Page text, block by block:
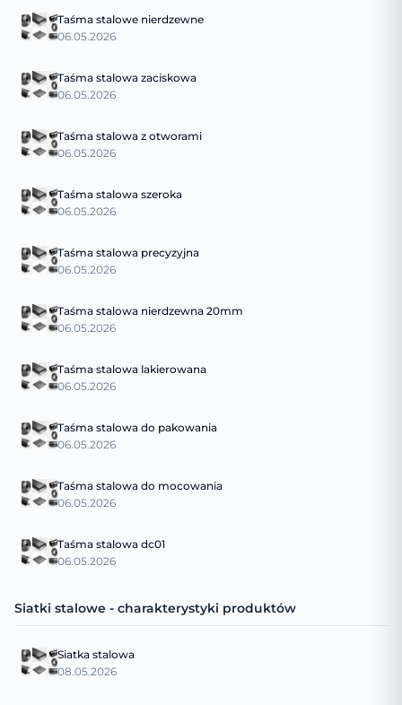
Taśma stalowe nierdzewne
06.05.2026
Taśma stalowa zaciskowa
06.05.2026
Taśma stalowa z otworami
06.05.2026
Taśma stalowa szeroka
06.05.2026
Taśma stalowa precyzyjna
06.05.2026
Taśma stalowa nierdzewna 20mm
06.05.2026
Taśma stalowa lakierowana
06.05.2026
Taśma stalowa do pakowania
06.05.2026
Taśma stalowa do mocowania
06.05.2026
Taśma stalowa dc01
06.05.2026
Siatki stalowe - charakterystyki produktów
Siatka stalowa
08.05.2026